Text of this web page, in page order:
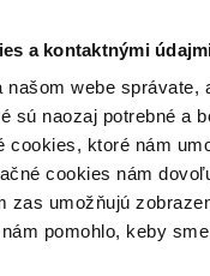
a kontaktnými
webe
sú naozaj potrebné a
cookies, ktoré nám
cookies nám
zas umožňujú
pomohlo, keby